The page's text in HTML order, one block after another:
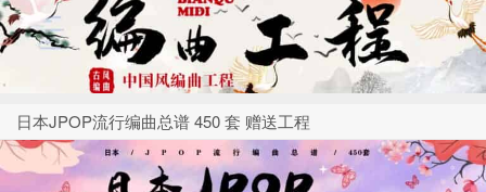
日本JPOP流行编曲总谱 450 套 赠送工程